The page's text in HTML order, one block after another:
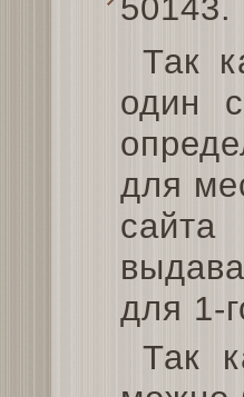
Так
один
для
для 1-
Так